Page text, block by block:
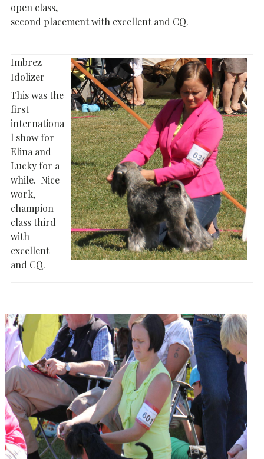
open class,
second placement with excellent and CQ.
Imbrez
Idolizer
This was the
first
internationa
l show for
Elina and
Lucky for a
while. Nice
work,
champion
class third
with
excellent
and CQ.